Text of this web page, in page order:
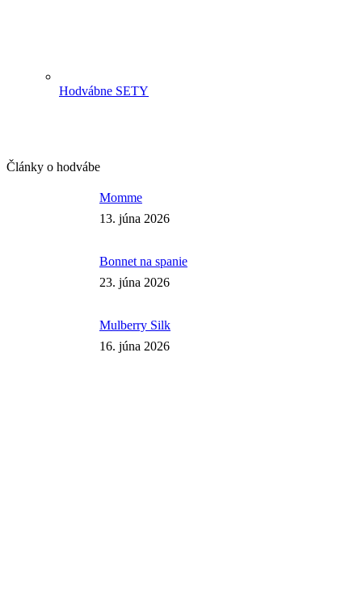
Hodvábne SETY
Články o hodvábe
Momme
13. júna 2026
Bonnet na spanie
23. júna 2026
Mulberry Silk
16. júna 2026